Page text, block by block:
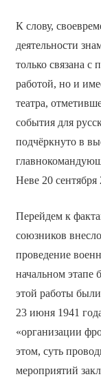
К слову,
деятельности
только связана
работой, но и
театра,
события для
подчёркнуто в
Неве 20 сентября
Перейдем к
союзников
проведение
начальном этапе
этой работы
23 июня 1941
«организации
этом, суть
мероприятий